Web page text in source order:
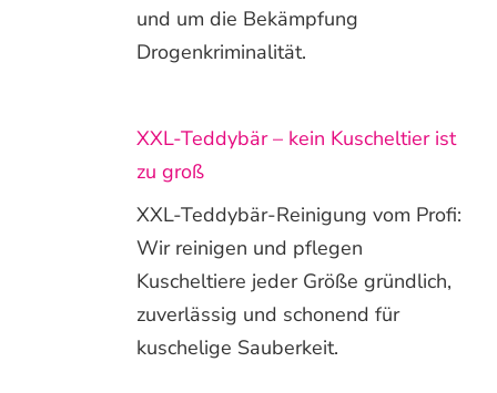
und um die Bekämpfung
Drogenkriminalität.
XXL-Teddybär – kein Kuscheltier ist
zu groß
XXL-Teddybär-Reinigung vom Profi:
Wir reinigen und pflegen
Kuscheltiere jeder Größe gründlich,
zuverlässig und schonend für
kuschelige Sauberkeit.